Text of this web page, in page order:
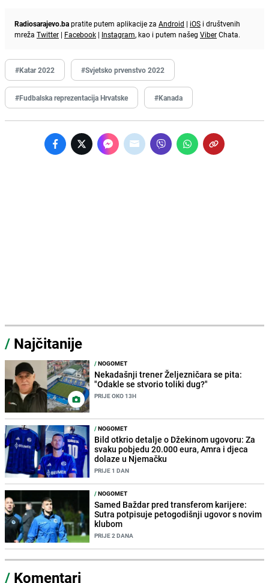
Radiosarajevo.bapratite putem aplikacije za Android | iOS i društvenih
mreža Twitter | Facebook | Instagram, kao i putem našeg ViberChata.
#Katar 2022 #Svjetsko prvenstvo 2022
#Fudbalska reprezentacija Hrvatske #Kanada
/ Najčitanije
/NOGOMET
Nekadašnji trener Željezničara se pita:
"Odakle se stvorio toliki dug?"
PRIJE OKO 13H
/NOGOMET
Bild otkrio detalje o Džekinom ugovoru: Za
svaku pobjedu 20.000 eura, Amra i djeca
dolaze u Njemačku
PRIJE 1 DAN
/NOGOMET
Samed Baždar pred transferom karijere:
Sutra potpisuje petogodišnji ugovor s novim
klubom
PRIJE 2 DANA
/ Komentari